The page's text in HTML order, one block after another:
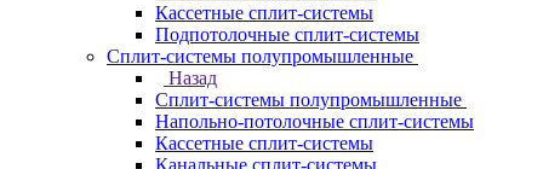
Кассетные сплит-системы
Подпотолочные сплит-системы
Сплит-системы полупромышленные
Назад
Сплит-системы полупромышленные
Напольно-потолочные сплит-системы
Кассетные сплит-системы
Канальные сплит-системы